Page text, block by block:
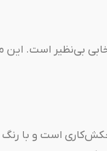
بی‌نظیر است. این
است و با رنگ